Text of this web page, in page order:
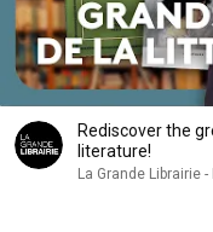
Rediscover the
literature!
La Grande Librairie